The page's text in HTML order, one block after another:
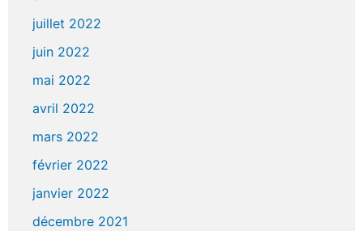
juillet 2022
juin 2022
mai 2022
avril 2022
mars 2022
février 2022
janvier 2022
décembre 2021